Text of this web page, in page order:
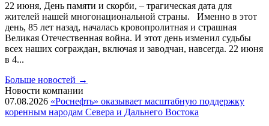
22 июня, День памяти и скорби, – трагическая дата для
жителей нашей многонациональной страны. Именно в этот
день, 85 лет назад, началась кровопролитная и страшная
Великая Отечественная война. И этот день изменил судьбы
всех наших сограждан, включая и заводчан, навсегда. 22 июня
в 4...
Больше новостей →
Новости компании
07.08.2026 «Роснефть» оказывает масштабную поддержку
коренным народам Севера и Дальнего Востока